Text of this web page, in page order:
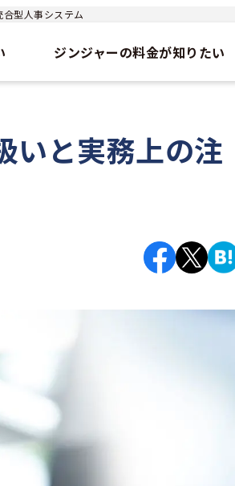
型人事システム
ジンジャーの料金が知りたい
いと実務上の注